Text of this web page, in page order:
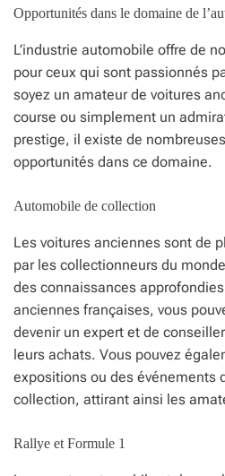
Opportunités dans le domaine de
L’industrie automobile offre de
pour ceux qui sont passionnés
soyez un amateur de voitures
course ou simplement un
prestige, il existe de
opportunités dans ce domaine.
Automobile de collection
Les voitures anciennes sont de
par les collectionneurs du
des connaissances
anciennes françaises, vous
devenir un expert et de
leurs achats. Vous pouvez
expositions ou des événements
collection, attirant ainsi les
Rallye et Formule 1